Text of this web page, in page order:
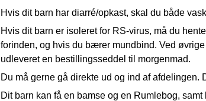
Hvis dit barn har diarré/opkast, skal du både
Hvis dit barn er isoleret for RS-virus, må du
forinden, og hvis du bærer mundbind. Ved
udleveret en bestillingsseddel til morgenmad.
Du må gerne gå direkte ud og ind af afdelingen.
Dit barn kan få en bamse og en Rumlebog,